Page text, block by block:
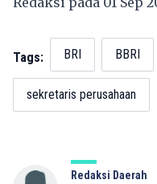
Tags: BRI BBRI
sekretaris perusahaan
Redaksi Daerah